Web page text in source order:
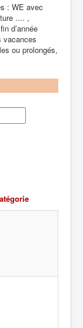
: WE avec
.... ,
d’année
vacances
ou prolongés,